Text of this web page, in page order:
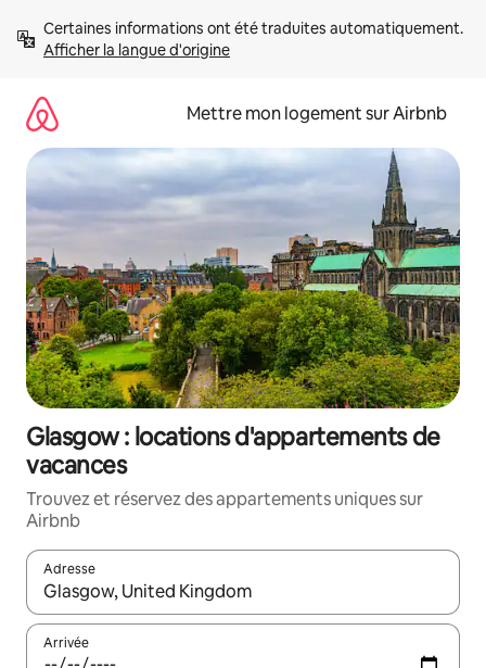
directement
Afficher la langue d'origine
Mettre mon logement sur Airbnb
Glasgow : locations d'appartements de
vacances
Trouvez et réservez des appartements uniques sur
Airbnb
Adresse
Lorsque les résultats s'affichent, utilisez les flèches vers le
Arrivée